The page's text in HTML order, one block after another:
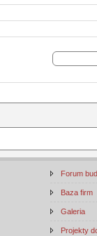
Forum
Baza firm
Galeria
Projekty